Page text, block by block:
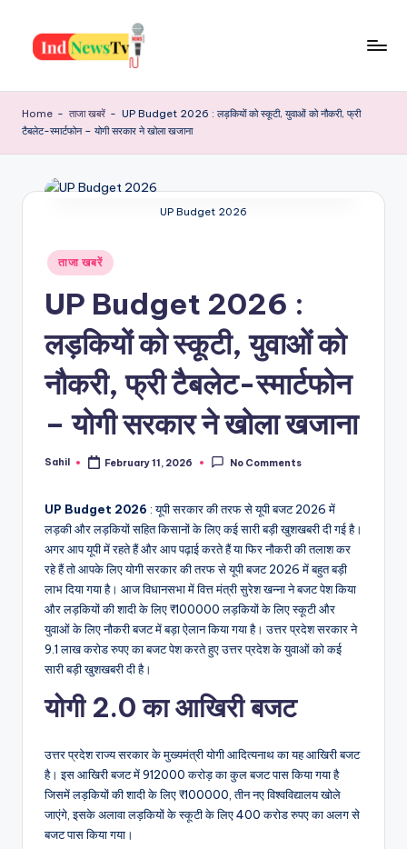
n
d
Jobs,
Health
More
Home - ताजा खबरें - UP Budget 2026 : लड़कियों को स्कूटी, युवाओं को नौकरी, फ्री
टैबलेट-स्मार्टफोन – योगी सरकार ने खोला खजाना
UP Budget 2026
Posted
in
ताजा खबरें
UP Budget 2026 :
लड़कियों को स्कूटी, युवाओं को
नौकरी, फ्री टैबलेट-स्मार्टफोन
– योगी सरकार ने खोला खजाना
Posted
Sahil February 11, 2026 No Comments
UP Budget 2026 : यूपी सरकार की तरफ से यूपी बजट 2026 में
लड़की और लड़कियों सहित किसानों के लिए कई सारी बड़ी खुशखबरी दी गई है।
अगर आप यूपी में रहते हैं और आप पढ़ाई करते हैं या फिर नौकरी की तलाश कर
रहे हैं तो आपके लिए योगी सरकार की तरफ से यूपी बजट 2026 में बहुत बड़ी
लाभ दिया गया है। आज विधानसभा में वित्त मंत्री सुरेश खन्ना ने बजट पेश किया
और लड़कियों की शादी के लिए ₹100000 लड़कियों के लिए स्कूटी और
युवाओं के लिए नौकरी बजट में बड़ा ऐलान किया गया है। उत्तर प्रदेश सरकार ने
9.1 लाख करोड रुपए का बजट पेश करते हुए उत्तर प्रदेश के युवाओं को कई
सारी बड़ी खुशखबरी दी है।
योगी 2.0 का आखिरी बजट
उत्तर प्रदेश राज्य सरकार के मुख्यमंत्री योगी आदित्यनाथ का यह आखिरी बजट
है। इस आखिरी बजट में 912000 करोड़ का कुल बजट पास किया गया है
जिसमें लड़कियों की शादी के लिए ₹100000, तीन नए विश्वविद्यालय खोले
जाएंगे, इसके अलावा लड़कियों के स्कूटी के लिए 400 करोड रुपए का अलग से
बजट पास किया गया।